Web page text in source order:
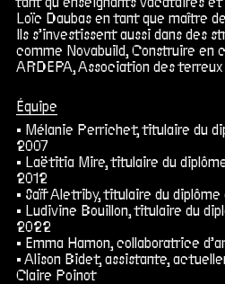
Loïc Daubas en tant que maître
Ils s’investissent aussi dans des
comme Novabuild, Construire en
ARDEPA, Association des terreux
Équipe
Mélanie Perrichet, titulaire du
2007
Laëtitia Mire, titulaire du
2012
Saïf Aletriby, titulaire du
Ludivine Bouillon, titulaire du
2022
Emma Hamon, collaboratrice
Alison Bidet, assistante,
Claire Poinot